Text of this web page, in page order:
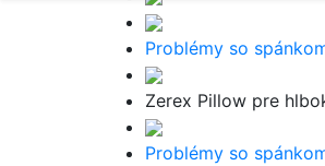
Problémy so
Zerex Pillow pre
Problémy so